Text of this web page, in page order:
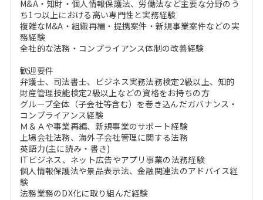
M&A・知財・個人情報保護法、労働法など主要な分野のう
ち1つ以上における高い専門性と実務経験
複雑なM&A・組織再編・提携案件・新規事業案件などの実
務経験
全社的な法務・コンプライアンス体制の改善経験
歓迎要件
弁護士、司法書士、ビジネス実務法務検定2級以上、知的
財産管理技能検定2級以上などの資格をお持ちの方
グループ全体（子会社等含む）を巻き込んだガバナンス・
コンプライアンス経験
Ｍ＆Ａや事業再編、新規事業のサポート経験
上場会社法務、海外子会社管理に関する法務
英語力(主に読み・書き)
ITビジネス、ネット広告やアプリ事業の法務経験
個人情報保護法や景品表示法、金融関連法のアドバイス経
験
法務業務のDX化に取り組んだ経験